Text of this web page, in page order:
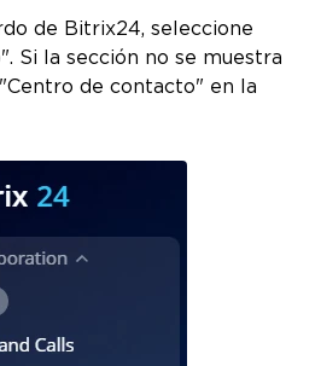
de Bitrix24, seleccione
Si la sección no se muestra
de contacto" en la